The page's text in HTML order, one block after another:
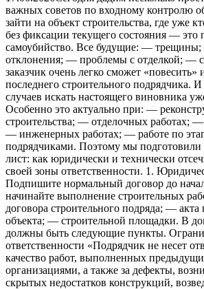
важных советов по входному контролю
зайти на объект строительства, где уже
без фиксации текущего состояния — это
самоубийство. Все будущие: —
отклонения; — проблемы с отделкой; —
заказчик очень легко сможет «повесить»
последнего строительного подрядчика.
случаев искать настоящего виновника
Особенно это актуально при: —
строительства; — отделочных работах;
— инженерных работах; — работе по
подрядчиками. Поэтому мы подготовили
лист: как юридически и технически
своей зоны ответственности. 1.
Подпишите нормальный договор до
начинайте выполнение строительных
договора строительного подряда; — акта
объекта; — строительной площадки. В
должны быть следующие пункты.
ответственности «Подрядчик не несет
качество работ, выполненных
организациями, а также за дефекты,
скрытых недостатков конструкций,